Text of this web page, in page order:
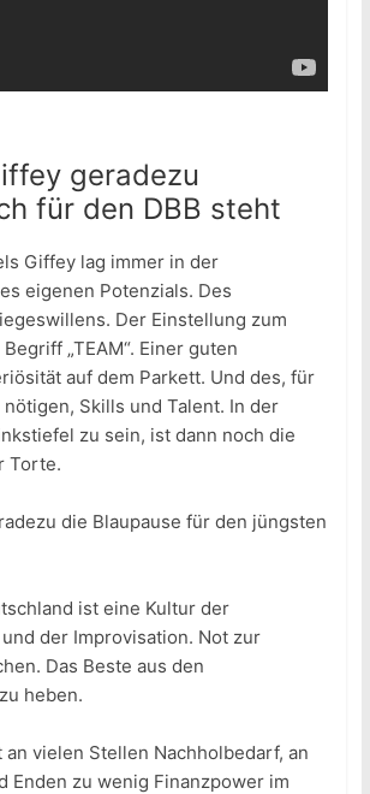
geradezu
für den DBB steht
Giffey lag immer in der
eigenen Potenzials. Des
Der Einstellung zum
„TEAM“. Einer guten
auf dem Parkett. Und des, für
Skills und Talent. In der
zu sein, ist dann noch die
Torte.
die Blaupause für den jüngsten
ist eine Kultur der
der Improvisation. Not zur
Das Beste aus den
heben.
an vielen Stellen Nachholbedarf, an
Enden zu wenig Finanzpower im